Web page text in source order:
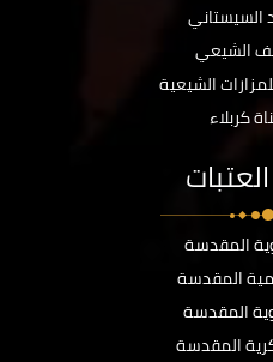
السيستاني
الشيعي
الشيعية
كربلاء
المقدسة
المقدسة
المقدسة
المقدسة